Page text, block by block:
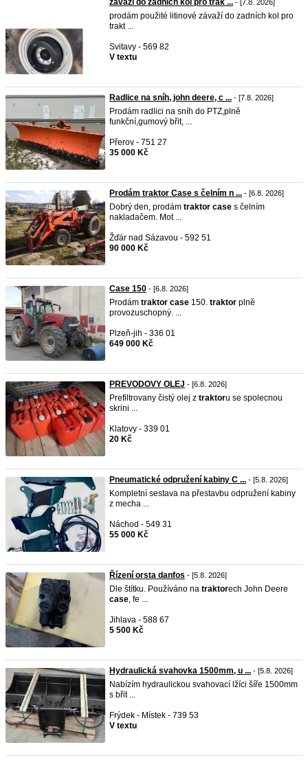
závaží do zadních kol pro trak ... - [7.8. 2026]
prodám použité litinové závaží do zadních kol pro
trakt ...
Svitavy - 569 82
V textu
Radlice na sníh, john deere, c ... - [7.8. 2026]
Prodám radlici na sníh do PTZ,plně
funkční,gumový břit, ...
Přerov - 751 27
35 000 Kč
Prodám traktor Case s čelním n ... - [6.8. 2026]
Dobrý den, prodám traktor case s čelním
nakladačem. Mot ...
Žďár nad Sázavou - 592 51
90 000 Kč
Case 150 - [6.8. 2026]
Prodám traktor case 150. traktor plně
provozuschopný. ...
Plzeň-jih - 336 01
649 000 Kč
PREVODOVY OLEJ - [6.8. 2026]
Prefiltrovany čistý olej z traktoru se spolecnou
skrini ...
Klatovy - 339 01
20 Kč
Pneumatické odpružení kabiny C ... - [5.8. 2026]
Kompletní sestava na přestavbu odpružení kabiny
z mecha ...
Náchod - 549 31
55 000 Kč
Řízení orsta danfos - [5.8. 2026]
Dle štítku. Používáno na traktorech John Deere
case, fe ...
Jihlava - 588 67
5 500 Kč
Hydraulická svahovka 1500mm, u ... - [5.8. 2026]
Nabízím hydraulickou svahovací lžíci šíře 1500mm
s břit ...
Frýdek - Místek - 739 53
V textu